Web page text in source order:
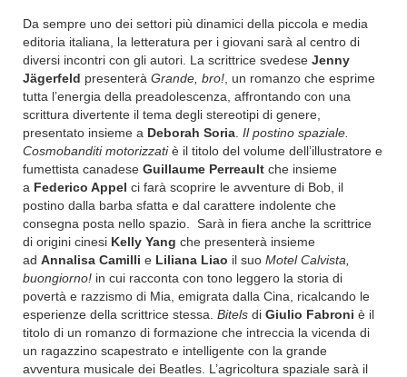
Da sempre uno dei settori più dinamici della piccola e media
editoria italiana, la letteratura per i giovani sarà al centro di
diversi incontri con gli autori. La scrittrice svedese Jenny
Jägerfeld presenterà Grande, bro! , un romanzo che esprime
tutta l’energia della preadolescenza, affrontando con una
scrittura divertente il tema degli stereotipi di genere,
presentato insieme a Deborah Soria Il postino spaziale.
Cosmobanditi motorizzatiè il titolo del volume dell’illustratore e
fumettista canadese Guillaume Perreault che insieme
a Federico Appel ci farà scoprire le avventure di Bob, il
postino dalla barba sfatta e dal carattere indolente che
consegna posta nello spazio. Sarà in fiera anche la scrittrice
di origini cinesi Kelly Yang che presenterà insieme
ad Annalisa Camilli e Liliana Liao il suo Motel Calvista,
buongiorno! in cui racconta con tono leggero la storia di
povertà e razzismo di Mia, emigrata dalla Cina, ricalcando le
esperienze della scrittrice stessa. Bitels di Giulio Fabroni è il
titolo di un romanzo di formazione che intreccia la vicenda di
un ragazzino scapestrato e intelligente con la grande
avventura musicale dei Beatles. L’agricoltura spaziale sarà il